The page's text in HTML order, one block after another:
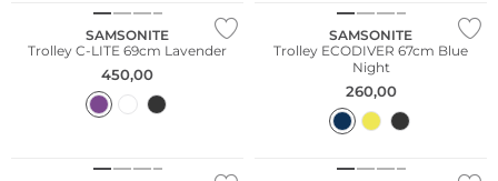
SAMSONITE
Trolley C-LITE 69cm Lavender
450,00
SAMSONITE
Trolley ECODIVER 67cm Blue
Night
260,00